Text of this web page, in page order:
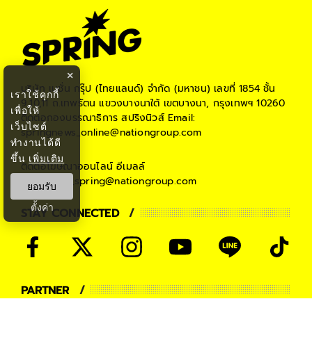
บริษัท เนชั่น กรุ๊ป (ไทยแลนด์) จำกัด (มหาชน) เลขที่ 1854 ชั้น
9,10,11 ถ.เทพรัตน แขวงบางนาใต้ เขตบางนา, กรุงเทพฯ 10260
ติดต่อกองบรรณาธิการ สปริงนิวส์Email:
springnews_online@nationgroup.com
ติดต่อโฆษณาออนไลน์ อีเมลล์
teamsales_spring@nationgroup.com
STAY CONNECTED
PARTNER
×
เราใช้คุกกี้
เพื่อให้
เว็บไซต์
ทำงานได้ดี
ขึ้น เพิ่มเติม
ยอมรับ
ตั้งค่า